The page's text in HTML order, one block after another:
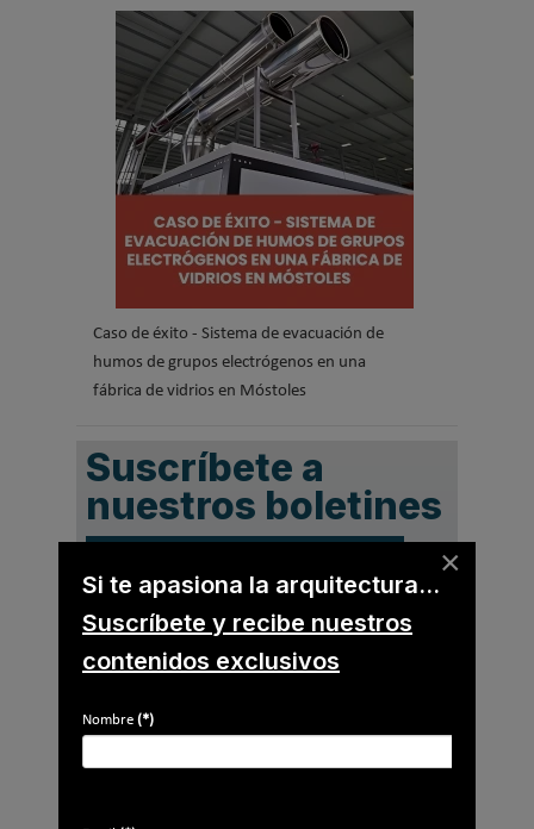
Caso de éxito - Sistema de evacuación de
humos de grupos electrógenos en una
fábrica de vidrios en Móstoles
Suscríbete a
nuestros boletines
Y RECIBE EN TU EMAIL TODA LA
ACTUALIDAD DEL SECTOR
Email *
×
Si te apasiona la arquitectura...
Suscríbete y recibe nuestros
contenidos exclusivos
Nombre (*)